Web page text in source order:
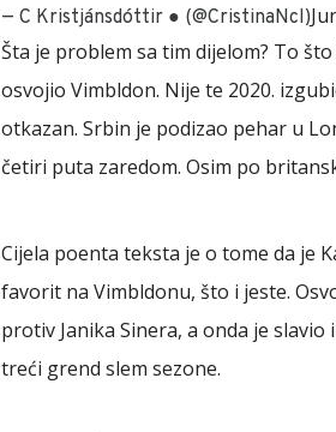
— C Kristjánsdóttir ● (@CristinaNcl)
Šta je problem sa tim dijelom? To
osvojio Vimbldon. Nije te 2020.
otkazan. Srbin je podizao pehar u
četiri puta zaredom. Osim po
Cijela poenta teksta je o tome da je
favorit na Vimbldonu, što i jeste.
protiv Janika Sinera, a onda je
treći grend slem sezone.